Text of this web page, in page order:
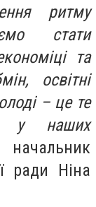
ритму
стати
та
освітні
– це те
у наших
ради Ніна